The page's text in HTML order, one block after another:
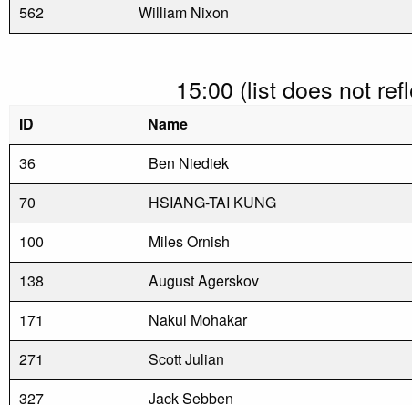
562
William Nixon
15:00 (list does not
ID Name
36
Ben Niediek
70
HSIANG-TAI KUNG
100
Miles Ornish
138
August Agerskov
171
Nakul Mohakar
271
Scott Julian
327
Jack Sebben